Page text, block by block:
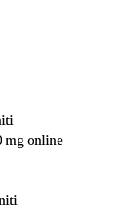
mg online